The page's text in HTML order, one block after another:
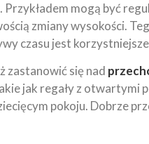
Przykładem mogą być
zmiany wysokości.
czasu jest
zastanowić się nad
jak regały z otwartymi
pokoju. Dobrze